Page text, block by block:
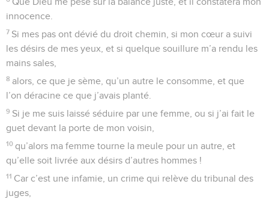
innocence.
7 Si mes pas ont dévié du droit chemin, si mon cœur a suivi
les désirs de mes yeux, et si quelque souillure m’a rendu les
mains sales,
8 alors, ce que je sème, qu’un autre le consomme, et que
l’on déracine ce que j’avais planté.
9 Si je me suis laissé séduire par une femme, ou si j’ai fait le
guet devant la porte de mon voisin,
10 qu’alors ma femme tourne la meule pour un autre, et
qu’elle soit livrée aux désirs d’autres hommes !
11 Car c’est une infamie, un crime qui relève du tribunal des
juges,